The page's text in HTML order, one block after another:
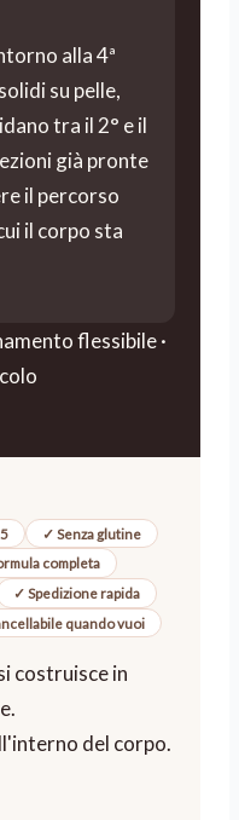
alla 4ª
su pelle,
tra il 2° e il
già pronte
il percorso
il corpo sta
flessibile ·
✓ Senza glutine
completa
✓ Spedizione rapida
quando vuoi
costruisce in
del corpo.